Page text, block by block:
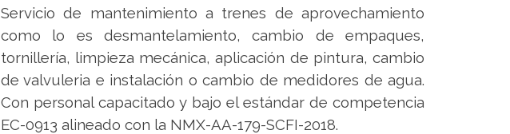
Servicio de mantenimiento a trenes de aprovechamiento
como lo es desmantelamiento, cambio de empaques,
tornillería, limpieza mecánica, aplicación de pintura, cambio
de valvuleria e instalación o cambio de medidores de agua.
Con personal capacitado y bajo el estándar de competencia
EC-0913 alineado con la NMX-AA-179-SCFI-2018.